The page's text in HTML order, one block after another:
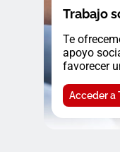
Trabajo
Te
apoyo
favorecer
Acceder a